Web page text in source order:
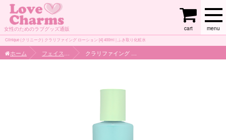
女性のためのラブグッズ通販 menu
cart
Clinique (クリニーク) クラリファイング ローション [4] 400ml | ふき取り化粧水
ホーム